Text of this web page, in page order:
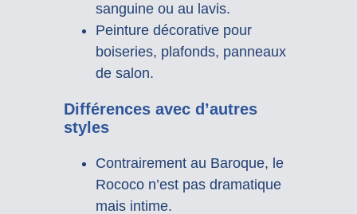
sanguine ou au lavis.
Peinture décorative pour
boiseries, plafonds, panneaux
de salon.
Différences avec d’autres
styles
Contrairement au Baroque, le
Rococo n’est pas dramatique
mais intime.